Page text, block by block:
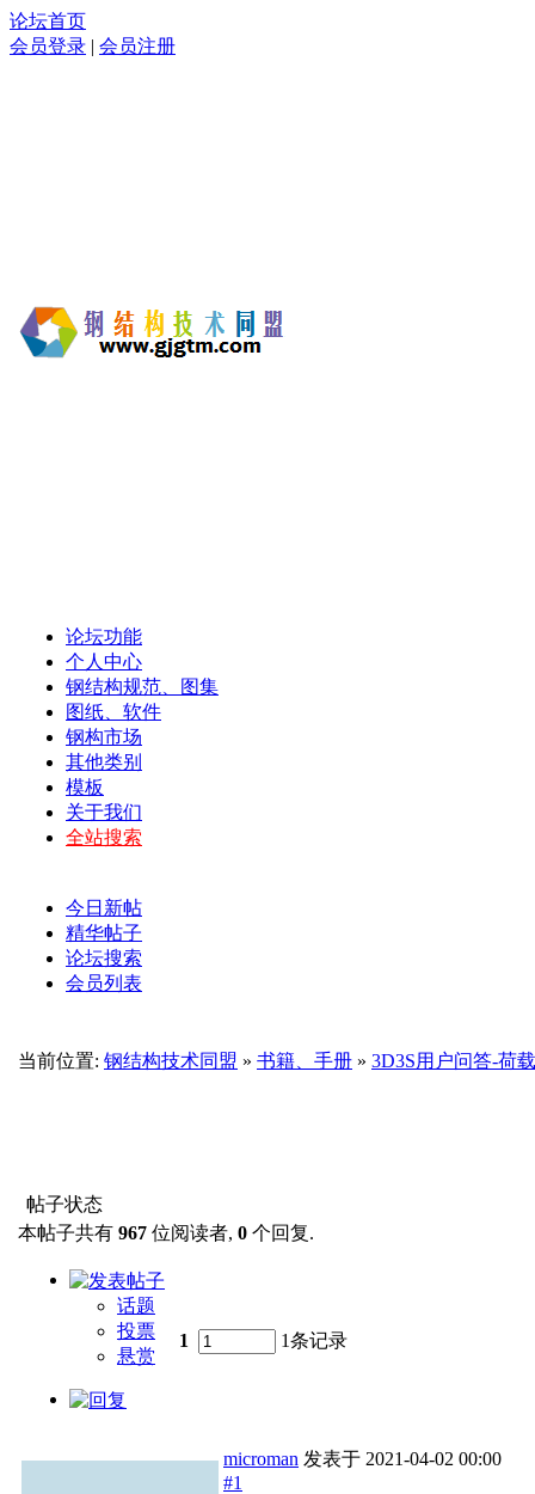
论坛首页
会员登录 | 会员注册
论坛功能
个人中心
钢结构规范、图集
图纸、软件
钢构市场
其他类别
模板
关于我们
全站搜索
今日新帖
精华帖子
论坛搜索
会员列表
当前位置: 钢结构技术同盟 » 书籍、手册 » 3D3S用户问答-荷
帖子状态
本帖子共有 967 位阅读者, 0 个回复.
话题
投票
悬赏
1 1条记录
microman 发表于 2021-04-02 00:00
#1